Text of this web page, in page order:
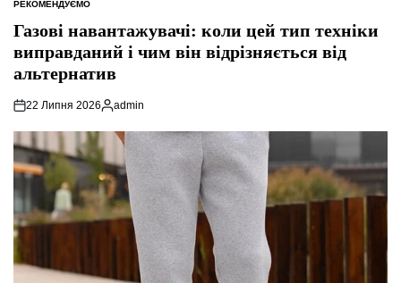
ОПУБЛІКУВАТИ
РЕКОМЕНДУЄМО
Газові навантажувачі: коли цей тип техніки
виправданий і чим він відрізняється від
альтернатив
22 Липня 2026
Опубліковано
admin